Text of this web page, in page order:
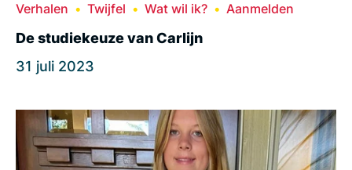
Verhalen Twijfel Wat wil ik? Aanmelden
De studiekeuze van Carlijn
31 juli 2023